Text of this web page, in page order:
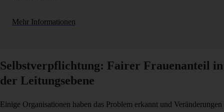
Mehr Informationen
Selbstverpflichtung: Fairer Frauenanteil in
der Leitungsebene
Einige Organisationen haben das Problem erkannt und Veränderungen